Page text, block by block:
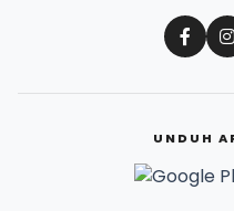
UNDUH